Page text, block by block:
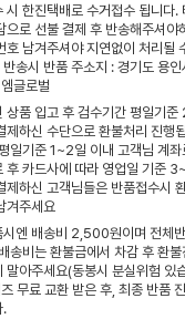
시 한진택배로 수거접수 됩니다
으로 선불 결제 후 반송해주셔야
호 남겨주셔야 지연없이 처리될
송시 반품 주소지 : 경기도 용
글로벌
상품 입고 후 검수기간 평일기
제하신 수단으로 환불처리 진행
일기준 1~2일 이내 고객님 계
후 카드사에 따라 영업일 기준
제하신 고객님들은 반품접수시
겨주세요
시엔 배송비 2,500원이며 전체
송비는 환불금에서 차감 후 환불
말아주세요(동봉시 분실위험 있
무료 교환 받은 후, 최종 반품
.